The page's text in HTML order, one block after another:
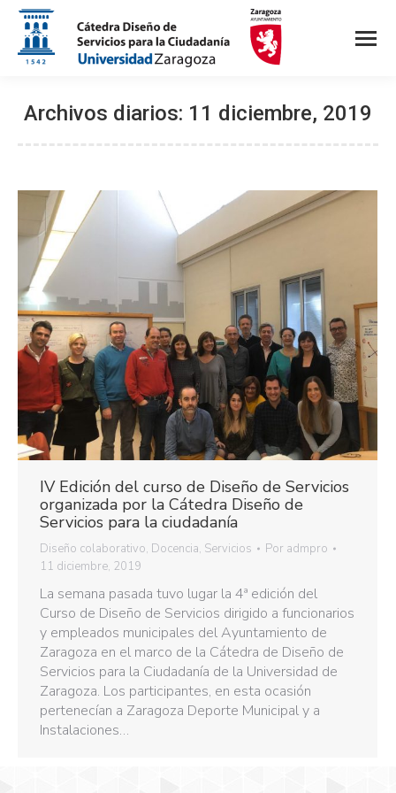
Archivos diarios: 11 diciembre, 2019
IV Edición del curso de Diseño de Servicios
organizada por la Cátedra Diseño de
Servicios para la ciudadanía
Diseño colaborativo, Docencia, Servicios Por admpro
11 diciembre, 2019
La semana pasada tuvo lugar la 4ª edición del
Curso de Diseño de Servicios dirigido a funcionarios
y empleados municipales del Ayuntamiento de
Zaragoza en el marco de la Cátedra de Diseño de
Servicios para la Ciudadanía de la Universidad de
Zaragoza. Los participantes, en esta ocasión
pertenecían a Zaragoza Deporte Municipal y a
Instalaciones…